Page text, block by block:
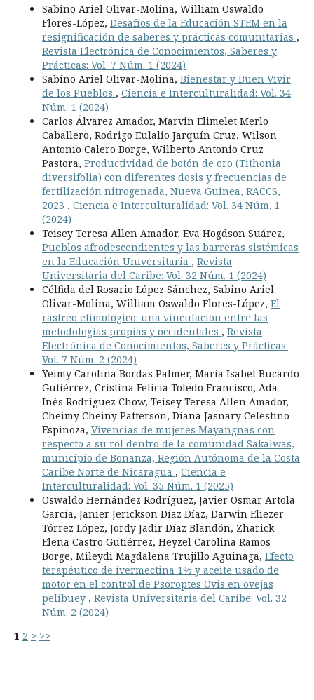
Sabino Ariel Olivar-Molina, William Oswaldo
Flores-López, Desafíos de la Educación STEM en la
resignificación de saberes y prácticas comunitarias ,
Revista Electrónica de Conocimientos, Saberes y
Prácticas: Vol. 7 Núm. 1 (2024)
Sabino Ariel Olivar-Molina, Bienestar y Buen Vivir
de los Pueblos , Ciencia e Interculturalidad: Vol. 34
Núm. 1 (2024)
Carlos Álvarez Amador, Marvin Elimelet Merlo
Caballero, Rodrigo Eulalio Jarquín Cruz, Wilson
Antonio Calero Borge, Wilberto Antonio Cruz
Pastora, Productividad de botón de oro (Tithonia
diversifolia) con diferentes dosis y frecuencias de
fertilización nitrogenada, Nueva Guinea, RACCS,
2023 , Ciencia e Interculturalidad: Vol. 34 Núm. 1
(2024)
Teisey Teresa Allen Amador, Eva Hogdson Suárez,
Pueblos afrodescendientes y las barreras sistémicas
en la Educación Universitaria , Revista
Universitaria del Caribe: Vol. 32 Núm. 1 (2024)
Célfida del Rosario López Sánchez, Sabino Ariel
Olivar-Molina, William Oswaldo Flores-López, El
rastreo etimológico: una vinculación entre las
metodologías propias y occidentales , Revista
Electrónica de Conocimientos, Saberes y Prácticas:
Vol. 7 Núm. 2 (2024)
Yeimy Carolina Bordas Palmer, María Isabel Bucardo
Gutiérrez, Cristina Felicia Toledo Francisco, Ada
Inés Rodríguez Chow, Teisey Teresa Allen Amador,
Cheimy Cheiny Patterson, Diana Jasnary Celestino
Espinoza, Vivencias de mujeres Mayangnas con
respecto a su rol dentro de la comunidad Sakalwas,
municipio de Bonanza, Región Autónoma de la Costa
Caribe Norte de Nicaragua , Ciencia e
Interculturalidad: Vol. 35 Núm. 1 (2025)
Oswaldo Hernández Rodríguez, Javier Osmar Artola
García, Janier Jerickson Díaz Díaz, Darwin Eliezer
Tórrez López, Jordy Jadir Díaz Blandón, Zharick
Elena Castro Gutiérrez, Heyzel Carolina Ramos
Borge, Mileydi Magdalena Trujillo Aguinaga, Efecto
terapéutico de ivermectina 1% y aceite usado de
motor en el control de Psoroptes Ovis en ovejas
pelibuey , Revista Universitaria del Caribe: Vol. 32
Núm. 2 (2024)
1 2 > >>